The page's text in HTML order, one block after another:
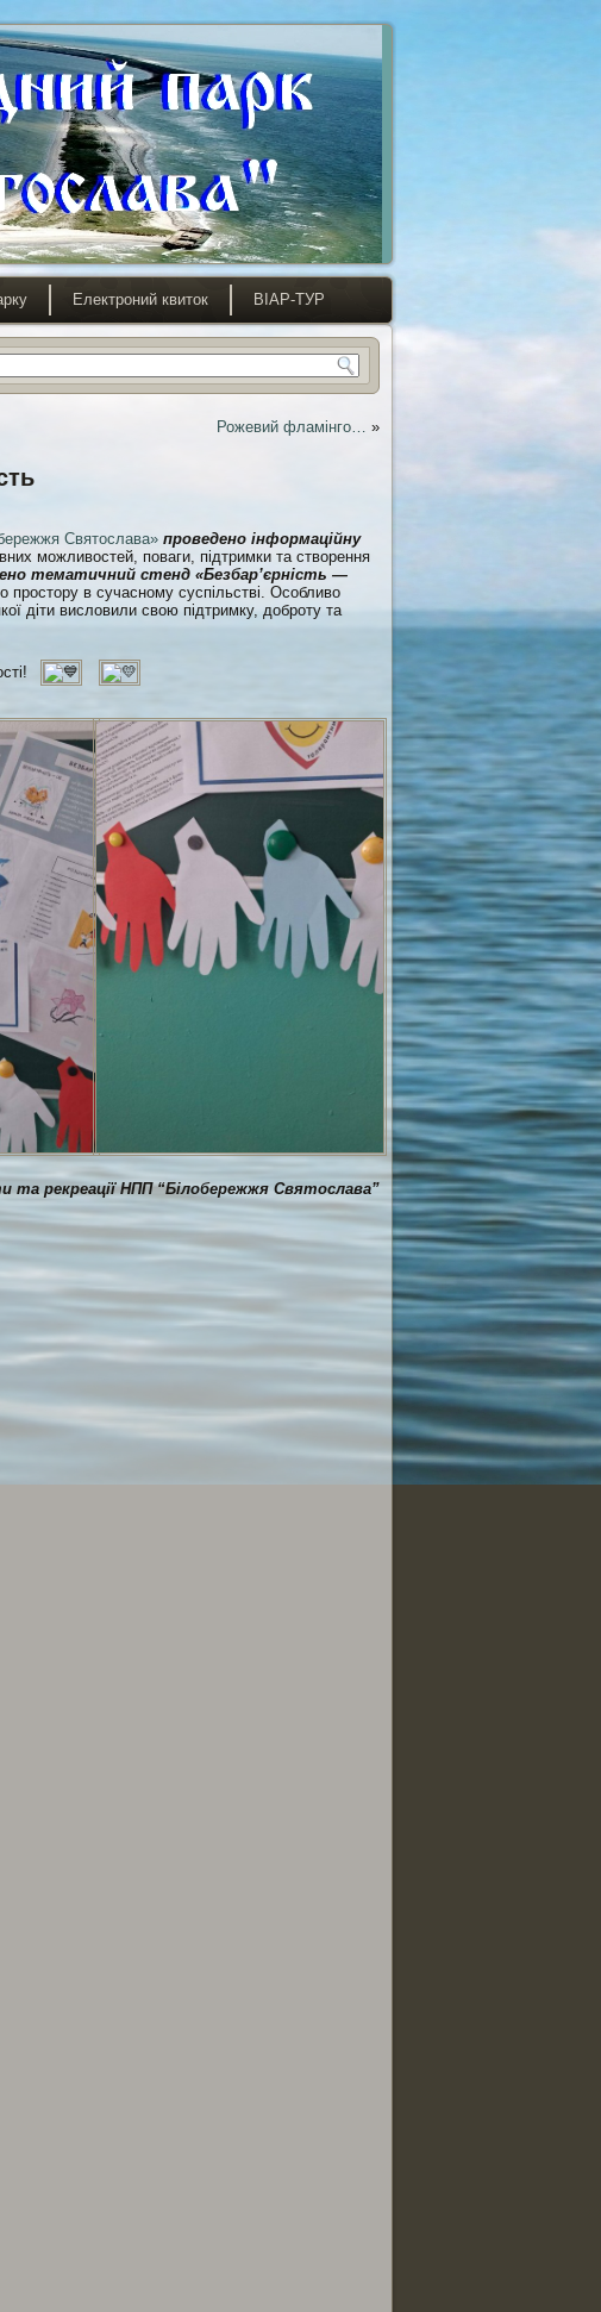
Електроний квиток ВІАР-ТУР
Рожевий фламінго… »
Святослава» проведено інформаційну
можливостей, поваги, підтримки та створення
тематичний стенд «Безбар’єрність —
простору в сучасному суспільстві. Особливо
діти висловили свою підтримку, доброту та
та рекреації НПП “Білобережжя Святослава”